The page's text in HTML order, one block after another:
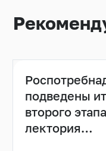
подведены
второго этапа
лектория